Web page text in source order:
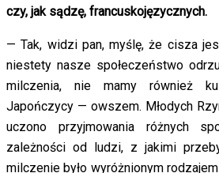
czy, jak sądzę, francuskojęzycznych.
— Tak, widzi pan, myślę, że cisza
niestety nasze społeczeństwo
milczenia, nie mamy również
Japończycy — owszem. Młodych
uczono przyjmowania różnych
zależności od ludzi, z jakimi
milczenie było wyróżnionym